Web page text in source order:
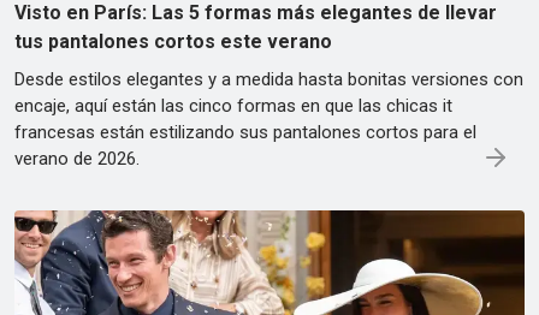
Visto en París: Las 5 formas más elegantes de llevar
tus pantalones cortos este verano
Desde estilos elegantes y a medida hasta bonitas versiones con
encaje, aquí están las cinco formas en que las chicas it
francesas están estilizando sus pantalones cortos para el
verano de 2026.